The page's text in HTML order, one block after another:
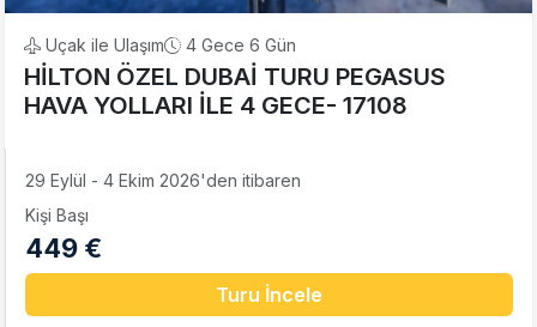
Uçak ile Ulaşım 4 Gece 6 Gün
HİLTON ÖZEL DUBAİ TURU PEGASUS
HAVA YOLLARI İLE 4 GECE- 17108
29 Eylül - 4 Ekim 2026'den itibaren
Kişi Başı
449 €
Turu İncele